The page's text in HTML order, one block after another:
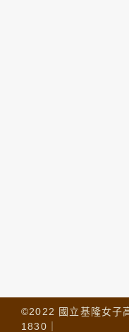
©2022 國立基隆女子
1830｜